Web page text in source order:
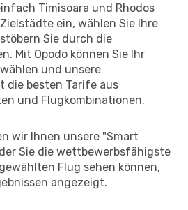
Timisoara und Rhodos
ein, wählen Sie Ihre
Sie durch die
Mit Opodo können Sie Ihr
und unsere
die besten Tarife aus
und Flugkombinationen.
wir Ihnen unsere "Smart
Sie die wettbewerbsfähigste
Flug sehen können,
angezeigt.